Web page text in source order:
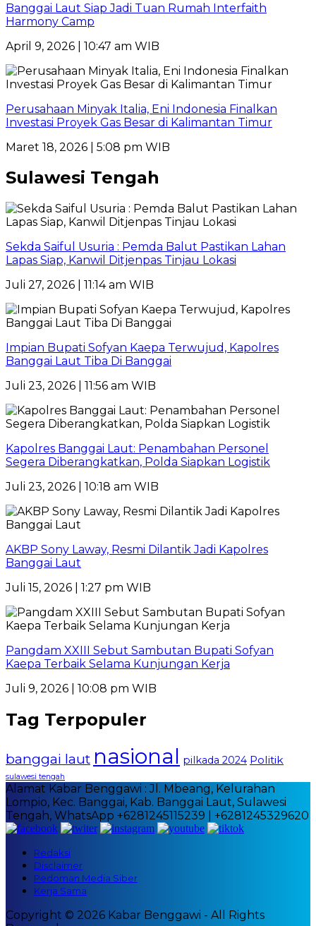
Banggai Laut Siap Jadi Tuan Rumah Interfaith
Harmony Camp
April 9, 2026 | 10:47 am WIB
Perusahaan Minyak Italia, Eni Indonesia Finalkan
Investasi Proyek Gas Besar di Kalimantan Timur
Maret 18, 2026 | 5:08 pm WIB
Sulawesi Tengah
Sekda Saiful Usuria : Pemda Balut Pastikan Lahan
Lapas Siap, Kanwil Ditjenpas Tinjau Lokasi
Juli 27, 2026 | 11:14 am WIB
Impian Bupati Sofyan Kaepa Terwujud, Kapolres
Banggai Laut Tiba Di Banggai
Juli 23, 2026 | 11:56 am WIB
Kapolres Banggai Laut: Penambahan Personel
Segera Diberangkatkan, Polda Siapkan Logistik
Juli 23, 2026 | 10:18 am WIB
AKBP Sony Laway, Resmi Dilantik Jadi Kapolres
Banggai Laut
Juli 15, 2026 | 1:27 pm WIB
Pangdam XXIII Sebut Sambutan Bupati Sofyan
Kaepa Terbaik Selama Kunjungan Kerja
Juli 9, 2026 | 10:08 pm WIB
Tag Terpopuler
banggai laut nasional pilkada 2024 Politik
sulawesi tengah
Alamat Kabar Benggawi : Jl. Mbeang, Kelurahan
Lompio, Kec. Banggai, Kab. Banggai Laut, Sulawesi
Tengah, WhatsApp +6281245115239 | +6281245329620
Redaksi
Disclaimer
Pedoman Media Siber
Kerja Sama
Copyright © 2026 Kabar Benggawi - All Rights